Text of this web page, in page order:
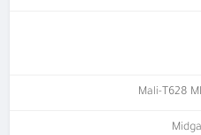
Mali-T628